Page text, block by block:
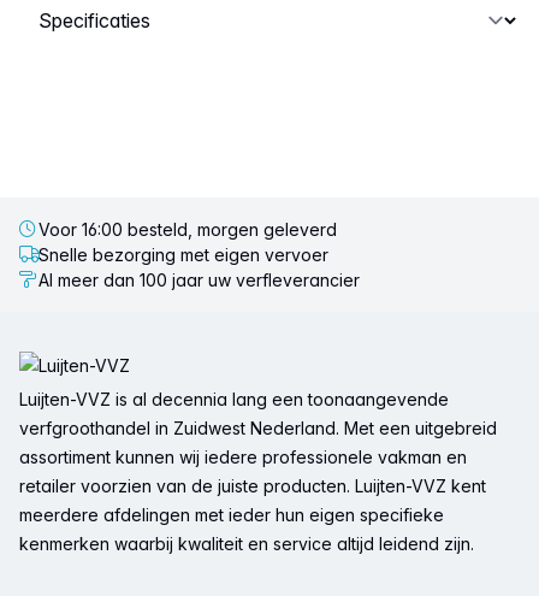
Selecteer een tabblad
Voor 16:00 besteld, morgen geleverd
Snelle bezorging met eigen vervoer
Al meer dan 100 jaar uw verfleverancier
Luijten-VVZ is al decennia lang een toonaangevende
verfgroothandel in Zuidwest Nederland. Met een uitgebreid
assortiment kunnen wij iedere professionele vakman en
retailer voorzien van de juiste producten. Luijten-VVZ kent
meerdere afdelingen met ieder hun eigen specifieke
kenmerken waarbij kwaliteit en service altijd leidend zijn.